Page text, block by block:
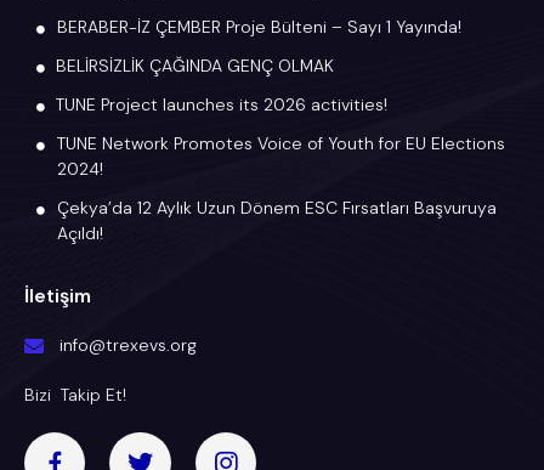
BERABER-İZ ÇEMBER Proje Bülteni – Sayı 1 Yayında!
BELİRSİZLİK ÇAĞINDA GENÇ OLMAK
TUNE Project launches its 2026 activities!
TUNE Network Promotes Voice of Youth for EU Elections
2024!
Çekya’da 12 Aylık Uzun Dönem ESC Fırsatları Başvuruya
Açıldı!
İletişim
info@trexevs.org
Bizi Takip Et!